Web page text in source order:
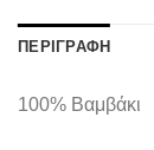
ΠΕΡΙΓΡΑΦΉ
100% Βαμβάκι